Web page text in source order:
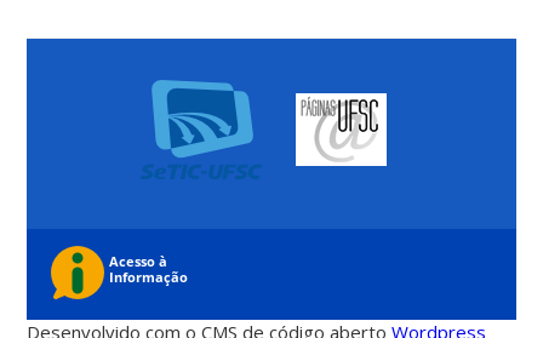
Desenvolvido com o CMS de código abertoWordpress